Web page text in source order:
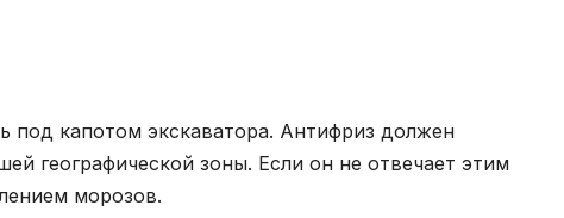
капотом экскаватора. Антифриз должен
географической зоны. Если он не отвечает этим
морозов.